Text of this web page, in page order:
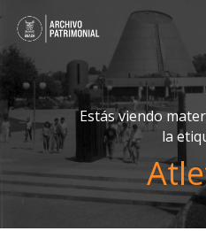
Estás viendo
la